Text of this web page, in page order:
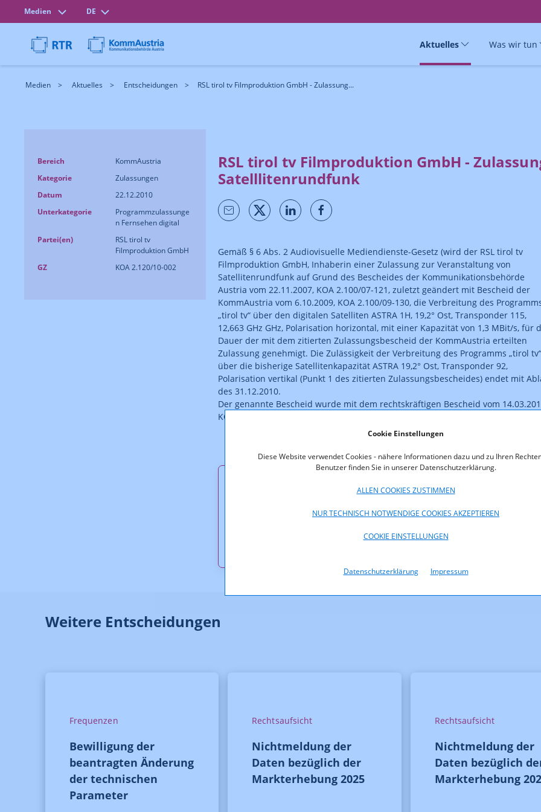
Cookie Einstellungen
Diese Website verwendet Cookies - nähere Informationen dazu und zu Ihren
Benutzer finden Sie in unserer Datenschutzerklärung.
ALLEN COOKIES ZUSTIMMEN
NUR TECHNISCH NOTWENDIGE COOKIES AKZEPTIEREN
COOKIE EINSTELLUNGEN
Datenschutzerklärung Impressum
Medien DE
Aktuelles Was wir tun
Medien Aktuelles Entscheidungen RSL tirol tv Filmproduktion GmbH - Zulassung...
Bereich
KommAustria
Kategorie
Zulassungen
Datum
22.12.2010
Unterkategorie
Programmzulassunge
n Fernsehen digital
Partei(en)
RSL tirol tv
Filmproduktion GmbH
GZ
KOA 2.120/10-002
RSL tirol tv Filmproduktion GmbH -
Satelllitenrundfunk
Gemäß § 6 Abs. 2 Audiovisuelle Mediendienste-Gesetz (wird der RSL tirol tv
Filmproduktion GmbH, Inhaberin einer Zulassung zur Veranstaltung von
Satellitenrundfunk auf Grund des Bescheides der Kommunikationsbehörde
Austria vom 22.11.2007, KOA 2.100/07-121, zuletzt geändert mit Bescheid der
KommAustria vom 6.10.2009, KOA 2.100/09-130, die Verbreitung des
„tirol tv“ über den digitalen Satelliten ASTRA 1H, 19,2° Ost, Transponder 115,
12,663 GHz GHz, Polarisation horizontal, mit einer Kapazität von 1,3 MBit/s, für
Dauer der mit dem zitierten Zulassungsbescheid der KommAustria erteilten
Zulassung genehmigt. Die Zulässigkeit der Verbreitung des Programms „tirol tv“
über die bisherige Satellitenkapazität ASTRA 19,2° Ost, Transponder 92,
Polarisation vertikal (Punkt 1 des zitierten Zulassungsbescheides) endet mit
des 31.12.2010.
Der genannte Bescheid wurde mit dem rechtskräftigen Bescheid vom
KOA 2.120/11-006 berichtigt.
2.120-10-02_Bescheid___6_AMDG_RSL.pdf
Weitere Entscheidungen
Frequenzen
Bewilligung der
beantragten Änderung
der technischen
Parameter
Rechtsaufsicht
Nichtmeldung der
Daten bezüglich der
Markterhebung 2025
Rechtsaufsicht
Nichtmeldung der
Daten bezüglich
Markterhebung